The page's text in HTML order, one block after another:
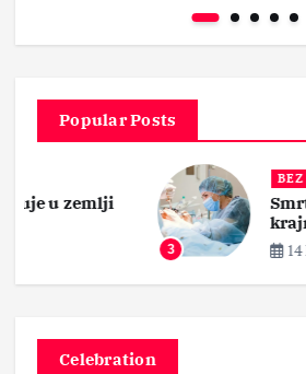
Popular Posts
BEZ DLAKE
Smrt pacijenata
krajnika, roditelji
14 Februara, 2026
Celebration